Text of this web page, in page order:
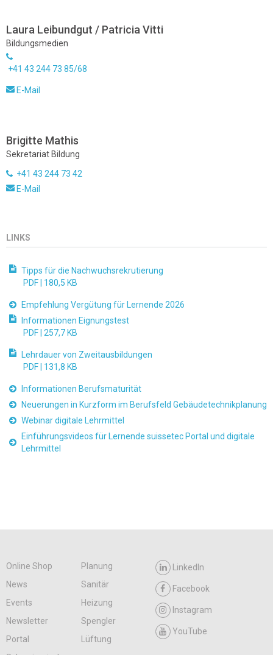
Laura Leibundgut / Patricia Vitti
Bildungsmedien
+41 43 244 73 85/68
E-Mail
Brigitte Mathis
Sekretariat Bildung
+41 43 244 73 42
E-Mail
LINKS
Tipps für die Nachwuchsrekrutierung
PDF | 180,5 KB
Empfehlung Vergütung für Lernende 2026
Informationen Eignungstest
PDF | 257,7 KB
Lehrdauer von Zweitausbildungen
PDF | 131,8 KB
Informationen Berufsmaturität
Neuerungen in Kurzform im Berufsfeld Gebäudetechnikplanung
Webinar digitale Lehrmittel
Einführungsvideos für Lernende suissetec Portal und digitale
Lehrmittel
Online Shop
Planung
News
Sanitär
Events
Heizung
Newsletter
Spengler
Portal
Lüftung
LinkedIn
Facebook
Instagram
YouTube